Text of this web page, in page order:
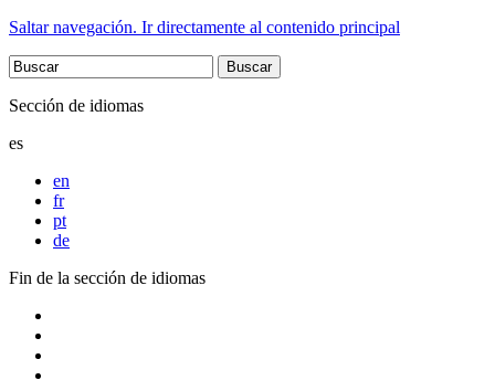
Saltar navegación. Ir directamente al contenido principal
Sección de idiomas
es
en
fr
pt
de
Fin de la sección de idiomas